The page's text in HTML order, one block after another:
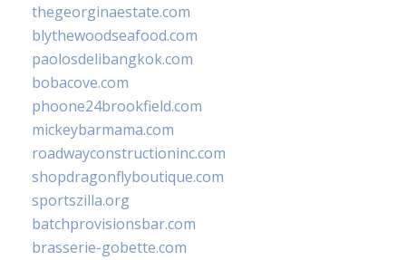
thegeorginaestate.com
blythewoodseafood.com
paolosdelibangkok.com
bobacove.com
phoone24brookfield.com
mickeybarmama.com
roadwayconstructioninc.com
shopdragonflyboutique.com
sportszilla.org
batchprovisionsbar.com
brasserie-gobette.com